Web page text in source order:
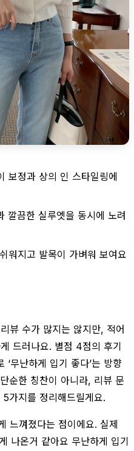
보정과 상의 인 스타일링에
깔끔한 실루엣을 동시에 노려
워지고 발목이 가벼워 보여요
뷰 수가 많지는 않지만, 적어
드러나요. 별점 4점의 후기
‘무난하게 입기 좋다’는 방향
순한 칭찬이 아니라, 리뷰 문
가지를 정리해드릴게요.
느껴졌다는 점이에요. 실제
나온거 같아요 무난하게 입기